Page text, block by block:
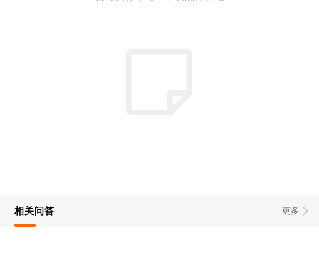
更多
相关问答